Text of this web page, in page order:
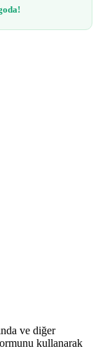
ve diğer
kullanarak